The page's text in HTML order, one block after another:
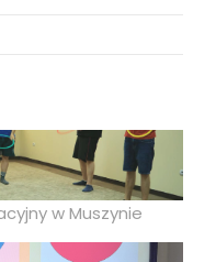
w Muszynie